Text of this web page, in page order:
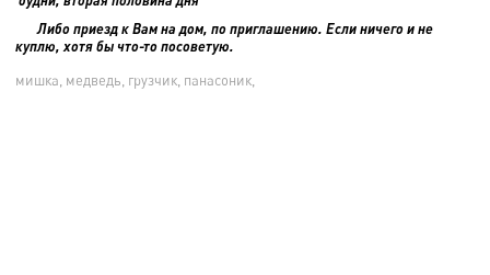
Либо приезд к Вам на дом, по приглашению. Если ничего и не
куплю, хотя бы что-то посоветую.
мишка, медведь, грузчик, панасоник,